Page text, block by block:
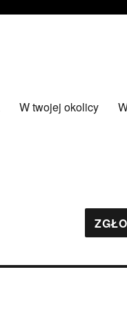
W twojej okolicy